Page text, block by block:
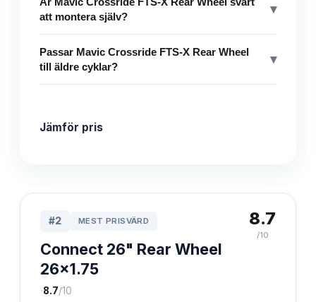
att montera själv?
▾
Passar Mavic Crossride FTS-X Rear Wheel
till äldre cyklar?
▾
Jämför pris
#2 MEST PRISVÄRD
Connect 26" Rear Wheel
26x1.75
·8.7/10
8.7
/10